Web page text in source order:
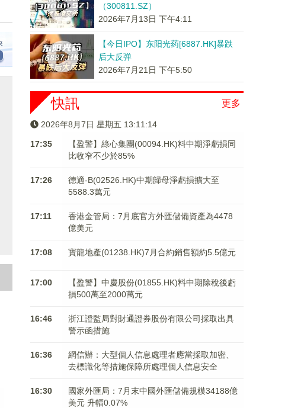
（300811.SZ）
2026年7月13日 下午4:11
【今日IPO】东阳光药[6887.HK]暴跌
后大反弹
2026年7月21日 下午5:50
更多
快訊
2026年8月7日 星期五 13:11:15
17:35
【盈警】綠心集團(00094.HK)料中期淨虧損同
比收窄不少於85%
17:26
德適-B(02526.HK)中期歸母淨虧損擴大至
5588.3萬元
17:11
香港金管局：7月底官方外匯儲備資產為4478
億美元
17:08 寶龍地產(01238.HK)7月合約銷售額約5.5億元
17:00
【盈警】中慶股份(01855.HK)料中期除稅後虧
損500萬至2000萬元
16:46
浙江證監局對財通證券股份有限公司採取出具
警示函措施
16:36
網信辦：大型個人信息處理者應當採取加密、
去標識化等措施保障所處理個人信息安全
16:30
國家外匯局：7月末中國外匯儲備規模34188億
美元 升幅0.07%